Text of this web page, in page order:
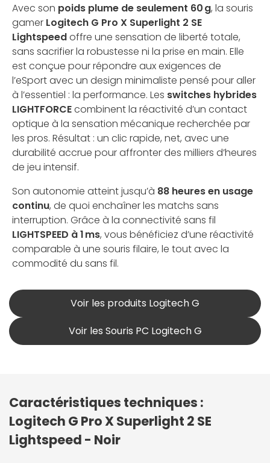
Avec son poids plume de seulement 60 g, la souris
gamer Logitech G Pro X Superlight 2 SE
Lightspeedoffre une sensation de liberté totale,
sans sacrifier la robustesse ni la prise en main. Elle
est conçue pour répondre aux exigences de
l’eSport avec un design minimaliste pensé pour aller
à l’essentiel : la performance. Les switches hybrides
LIGHTFORCEcombinent la réactivité d’un contact
optique à la sensation mécanique recherchée par
les pros. Résultat : un clic rapide, net, avec une
durabilité accrue pour affronter des milliers d’heures
de jeu intensif.
Son autonomie atteint jusqu’à 88 heures en usage
continu, de quoi enchaîner les matchs sans
interruption. Grâce à la connectivité sans fil
LIGHTSPEED à 1 ms, vous bénéficiez d’une réactivité
comparable à une souris filaire, le tout avec la
commodité du sans fil.
Voir les produits Logitech G
Voir les Souris PC Logitech G
Caractéristiques techniques :
Logitech G Pro X Superlight 2 SE
Lightspeed - Noir